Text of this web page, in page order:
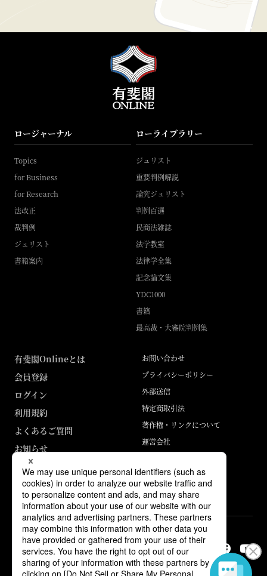
ロージャーナル
Topics
for Business
for Research
法改正
裁判例
ジュリスト
書籍案内
ローライブラリー
ジュリスト
重要判例解説
論究ジュリスト
判例百選
民商法雑誌
法学教室
法律学全集
記念論文集
YDC1000
書籍
最高裁・大審院判例集
有斐閣Onlineとは
会員登録
ログイン
利用規約
よくあるご質問
お知らせ
お問い合わせ
プライバシーポリシー
外部送信
特定商取引法
著作権・リンクについて
運営会社